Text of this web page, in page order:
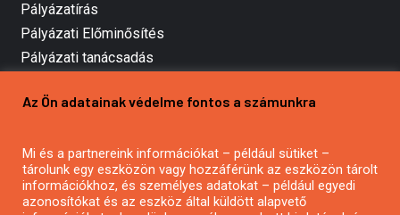
Pályázatírás
Pályázati Előminősítés
Pályázati tanácsadás
Mezőgazdasági pályázatírás
Pályázatírás civil szervezeteknek
Pályázatírás önkormányzatoknak
Pályázatfigyelés
Az Ön adatainak védelme fontos a számunkra
Mi és a partnereink információkat – például sütiket –
tárolunk egy eszközön vagy hozzáférünk az eszközön tárolt
információkhoz, és személyes adatokat – például egyedi
azonosítókat és az eszköz által küldött alapvető